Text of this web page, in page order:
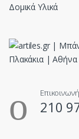
Δομικά Υλικά
210